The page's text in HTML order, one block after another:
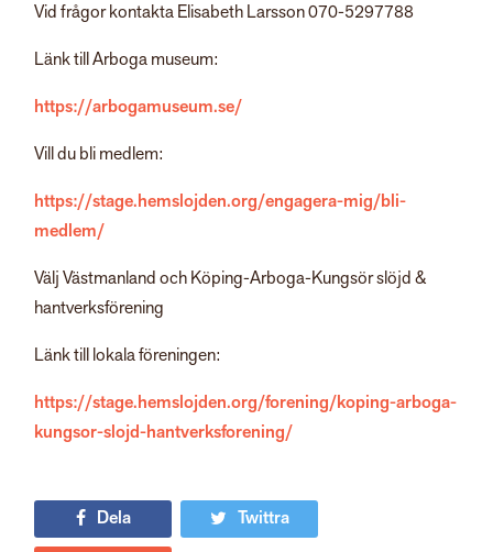
Vid frågor kontakta Elisabeth Larsson 070-5297788
Länk till Arboga museum:
https://arbogamuseum.se/
Vill du bli medlem:
https://stage.hemslojden.org/engagera-mig/bli-
medlem/
Välj Västmanland och Köping-Arboga-Kungsör slöjd &
hantverksförening
Länk till lokala föreningen:
https://stage.hemslojden.org/forening/koping-arboga-
kungsor-slojd-hantverksforening/
Dela
Twittra